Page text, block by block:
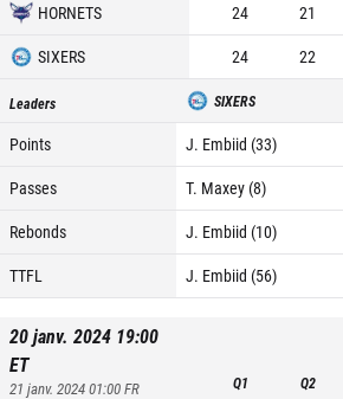
HORNETS 24 21
SIXERS
24 22
Leaders SIXERS
Points J. Embiid (33)
Passes
T. Maxey (8)
Rebonds
J. Embiid (10)
TTFL
J. Embiid (56)
20 janv. 2024 19:00
ET
21 janv. 2024 01:00FR Q1 Q2